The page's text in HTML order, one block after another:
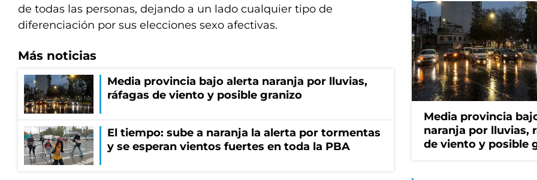
de todas las personas, dejando a un lado cualquier tipo de
diferenciación por sus elecciones sexo afectivas.
Más noticias
Media provincia bajo alerta naranja por lluvias,
ráfagas de viento y posible granizo
El tiempo: sube a naranja la alerta por tormentas
y se esperan vientos fuertes en toda la PBA
Media provincia
naranja por lluvias,
de viento y posible